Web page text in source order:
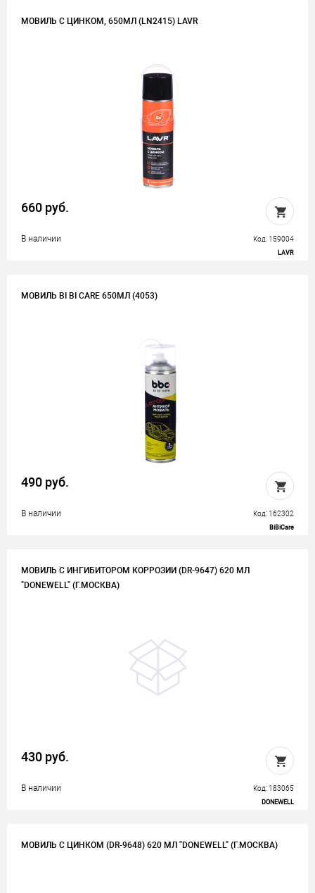
МОВИЛЬ С ЦИНКОМ, 650МЛ (LN2415) LAVR
660 руб.
В наличии Код: 159004
LAVR
МОВИЛЬ BI BI CARE 650МЛ (4053)
490 руб.
В наличии Код: 162302
BiBiCare
МОВИЛЬ C ИНГИБИТОРОМ КОРРОЗИИ (DR-9647) 620 МЛ
"DONEWELL" (Г.МОСКВА)
430 руб.
В наличии Код: 183065
DONEWELL
МОВИЛЬ С ЦИНКОМ (DR-9648) 620 МЛ "DONEWELL" (Г.МОСКВА)